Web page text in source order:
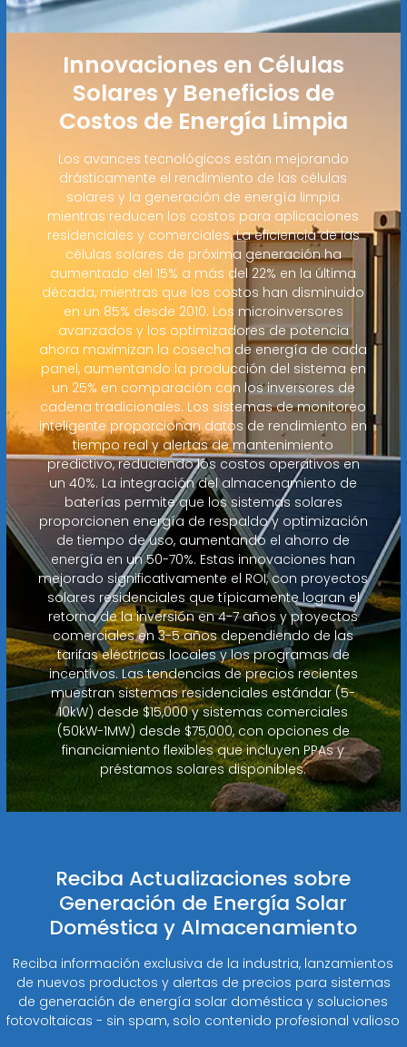
Innovaciones en Células
Solares y Beneficios de
Costos de Energía Limpia
Los avances tecnológicos están mejorando
drásticamente el rendimiento de las células
solares y la generación de energía limpia
mientras reducen los costos para aplicaciones
residenciales y comerciales. La eficiencia de las
células solares de próxima generación ha
aumentado del 15% a más del 22% en la última
década, mientras que los costos han disminuido
en un 85% desde 2010. Los microinversores
avanzados y los optimizadores de potencia
ahora maximizan la cosecha de energía de cada
panel, aumentando la producción del sistema en
un 25% en comparación con los inversores de
cadena tradicionales. Los sistemas de monitoreo
inteligente proporcionan datos de rendimiento en
tiempo real y alertas de mantenimiento
predictivo, reduciendo los costos operativos en
un 40%. La integración del almacenamiento de
baterías permite que los sistemas solares
proporcionen energía de respaldo y optimización
de tiempo de uso, aumentando el ahorro de
energía en un 50-70%. Estas innovaciones han
mejorado significativamente el ROI, con proyectos
solares residenciales que típicamente logran el
retorno de la inversión en 4-7 años y proyectos
comerciales en 3-5 años dependiendo de las
tarifas eléctricas locales y los programas de
incentivos. Las tendencias de precios recientes
muestran sistemas residenciales estándar (5-
10kW) desde $15,000 y sistemas comerciales
(50kW-1MW) desde $75,000, con opciones de
financiamiento flexibles que incluyen PPAs y
préstamos solares disponibles.
Reciba Actualizaciones sobre
Generación de Energía Solar
Doméstica y Almacenamiento
Reciba información exclusiva de la industria, lanzamientos
de nuevos productos y alertas de precios para sistemas
de generación de energía solar doméstica y soluciones
fotovoltaicas - sin spam, solo contenido profesional valioso